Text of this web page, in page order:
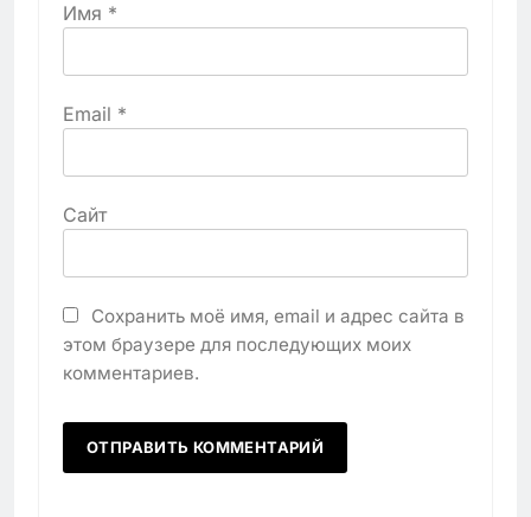
Имя *
Email *
Сайт
Сохранить моё имя, email и адрес сайта в
этом браузере для последующих моих
комментариев.